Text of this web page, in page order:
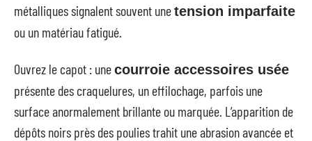
métalliques signalent souvent unetension imparfaite
ou un matériau fatigué.
Ouvrez le capot : unecourroie accessoires usée
présente des craquelures, un effilochage, parfois une
surface anormalement brillante ou marquée. L’apparition de
dépôts noirs près des poulies trahit une abrasion avancée et